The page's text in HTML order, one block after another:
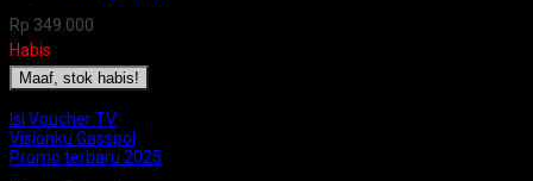
Rp 349.000
Habis
Maaf, stok habis!
Isi Voucher TV
Visionku Gasspol
Promo terbaru 2025